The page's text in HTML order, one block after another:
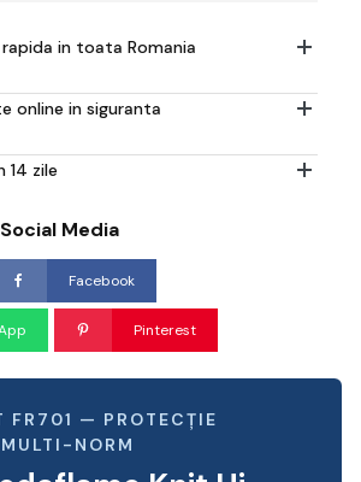
in toata Romania
online in siguranta
14 zile
Media
Facebook
Pinterest
FR701 — PROTECȚIE
NORM